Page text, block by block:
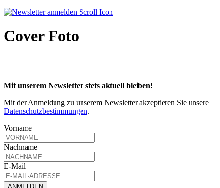
Cover Foto
Mit unserem Newsletter stets aktuell bleiben!
Mit der Anmeldung zu unserem Newsletter akzeptieren Sie unsere
Datenschutzbestimmungen.
Vorname
Nachname
E-Mail